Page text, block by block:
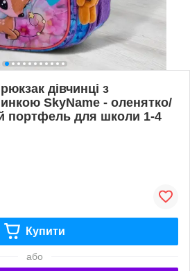
дівчинці з
SkyName - оленятко/
портфель для школи 1-4
Купити
або